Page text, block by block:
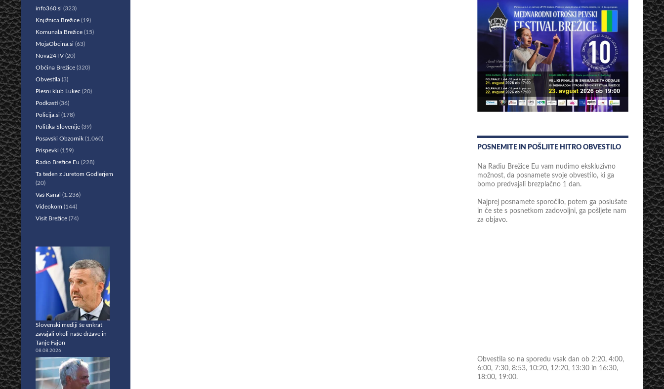
POSNEMITE IN POŠLJITE HITRO OBVESTILO
Na Radiu Brežice Eu vam nudimo ekskluzivno
možnost, da posnamete svoje obvestilo, ki ga
bomo predvajali brezplačno 1 dan.
Najprej posnamete sporočilo, potem ga poslušate
in če ste s posnetkom zadovoljni, ga pošljete nam
za objavo.
Obvestila so na sporedu vsak dan ob 2:20, 4:00,
6:00, 7:30, 8:53, 10:20, 12:20, 13:30 in 16:30,
18:00, 19:00.
info360.si (323)
Knjižnica Brežice (19)
Komunala Brežice (15)
MojaObcina.si (63)
Nova24TV (20)
Občina Brežice (320)
Obvestila (3)
Plesni klub Lukec (20)
Podkasti (36)
Policija.si (178)
Politika Slovenije (39)
Posavski Obzornik (1.060)
Prispevki (159)
Radio Brežice Eu (228)
Ta teden z Juretom Godlerjem
(20)
Vaš Kanal (1.236)
Videokom (144)
Visit Brežice (74)
Slovenski mediji še enkrat
zavajali okoli naše države in
Tanje Fajon
08.08.2026